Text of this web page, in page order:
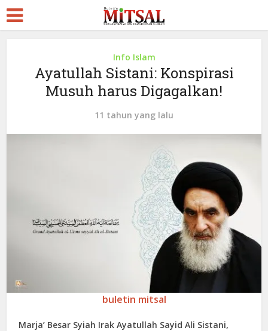
Info Islam
Ayatullah Sistani: Konspirasi
Musuh harus Digagalkan!
11 tahun yang lalu
buletin mitsal
Marja’ Besar Syiah Irak Ayatullah Sayid Ali Sistani,